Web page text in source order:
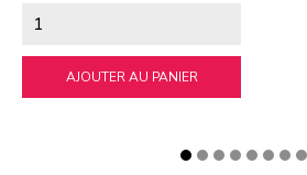
AJOUTER AU PANIER